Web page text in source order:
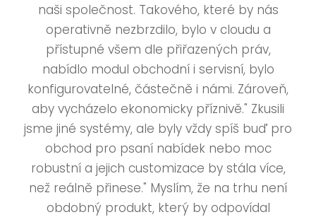
naši společnost. Takového, které by nás
operativně nezbrzdilo, bylo v cloudu a
přístupné všem dle přiřazených práv,
nabídlo modul obchodní i servisní, bylo
konfigurovatelné, částečně i námi. Zároveň,
aby vycházelo ekonomicky příznivě." Zkusili
jsme jiné systémy, ale byly vždy spíš buď pro
obchod pro psaní nabídek nebo moc
robustní a jejich customizace by stála více,
než reálně přinese." Myslím, že na trhu není
obdobný produkt, který by odpovídal